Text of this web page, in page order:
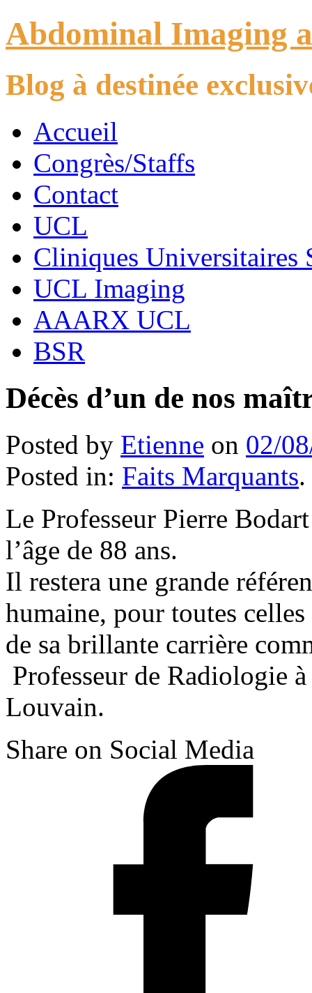
Abdominal Imaging
Blog à destinée
Accueil
Congrès/Staffs
Contact
UCL
Cliniques Universitaires
UCL Imaging
AAARX UCL
BSR
Décès d’un de nos
Posted by Etienne on 02/
Posted in: Faits Marquants.
Le Professeur Pierre
l’âge de 88 ans.
Il restera une grande
humaine, pour toutes
de sa brillante carrière
Professeur de Radiologie
Louvain.
Share on Social Media